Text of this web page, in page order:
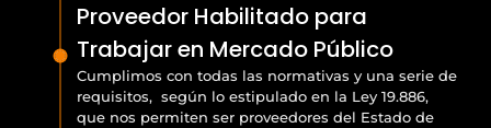
Proveedor Habilitado para
Trabajar en Mercado Público
Cumplimos con todas las normativas y una serie de
requisitos, según lo estipulado en la Ley 19.886,
que nos permiten ser proveedores del Estado de